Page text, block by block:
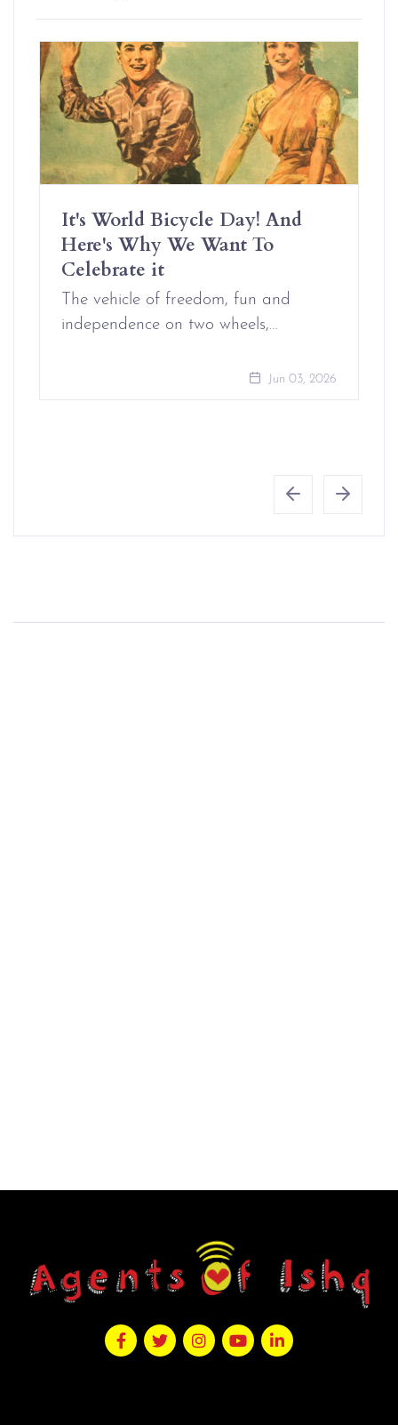
It's World Bicycle Day! And
Here's Why We Want To
Celebrate it
The vehicle of freedom, fun and
independence on two wheels,…
Jun 03, 2026